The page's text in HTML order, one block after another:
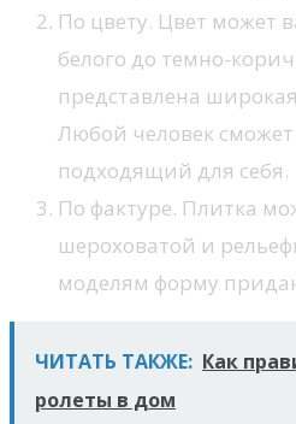
По цвету. Цвет может
белого до темно-
представлена
Любой человек
подходящий для себя.
По фактуре. Плитка
шероховатой и
моделям форму
ЧИТАТЬ ТАКЖЕ: Как
ролеты в дом